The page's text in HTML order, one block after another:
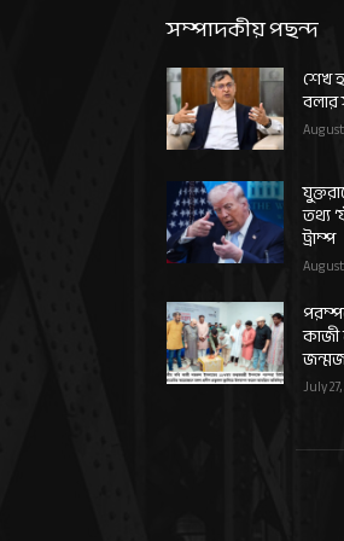
সম্পাদকীয় পছন্দ
শেখ
বলার
তথ্য
ট্রাম্প
July